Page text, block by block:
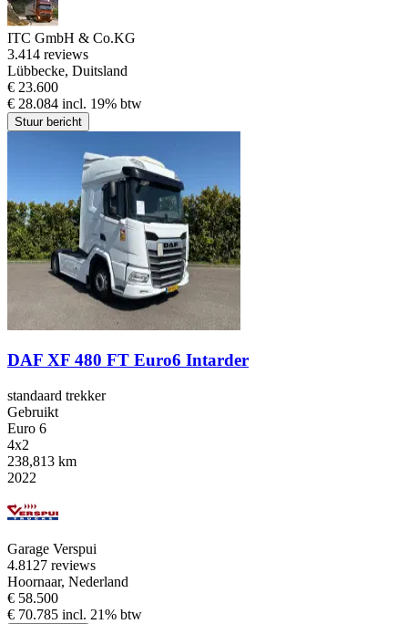
ITC GmbH & Co.KG
3.414 reviews
Lübbecke, Duitsland
€ 23.600
€ 28.084 incl. 19% btw
Stuur bericht
DAF XF 480 FT Euro6 Intarder
standaard trekker
Gebruikt
Euro 6
4x2
238,813 km
2022
Garage Verspui
4.8127 reviews
Hoornaar, Nederland
€ 58.500
€ 70.785 incl. 21% btw